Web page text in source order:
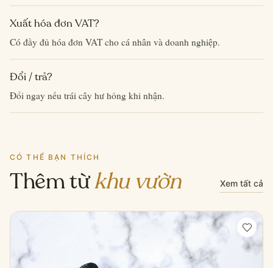
Xuất hóa đơn VAT?
Có đầy đủ hóa đơn VAT cho cá nhân và doanh nghiệp.
Đổi / trả?
Đổi ngay nếu trái cây hư hỏng khi nhận.
CÓ THỂ BẠN THÍCH
Thêm từkhu vườn Xem tất cả